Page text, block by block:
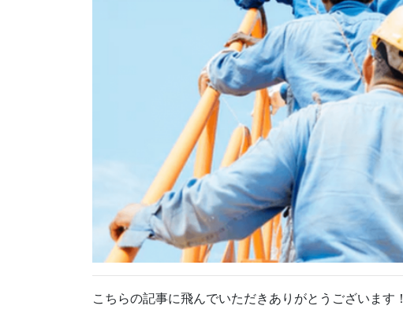
こちらの記事に飛んでいただきありがとうございます！